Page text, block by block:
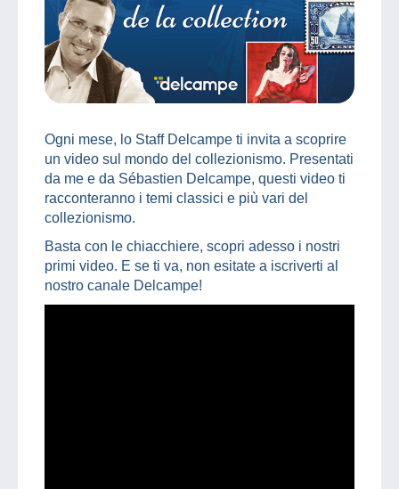
Ogni mese, lo Staff Delcampe ti invita a scoprire
un video sul mondo del collezionismo. Presentati
da me e da Sébastien Delcampe, questi video ti
racconteranno i temi classici e più vari del
collezionismo.
Basta con le chiacchiere, scopri adesso i nostri
primi video. E se ti va, non esitate a iscriverti al
nostro canale Delcampe!